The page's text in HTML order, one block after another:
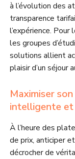
à l’évolution des
transparence
l’expérience. Pour
les groupes
solutions allient
plaisir d’un séjour
Maximiser
intelligente et
À l’heure des
de prix, anticiper
décrocher de